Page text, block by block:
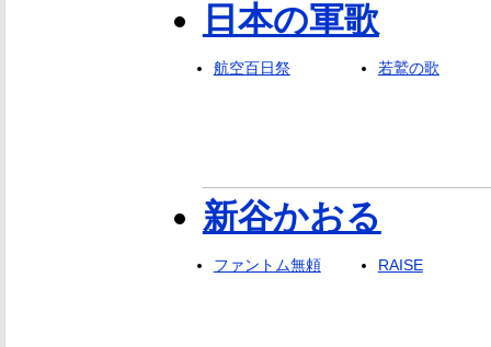
日本の軍歌
航空百日祭 若鷲の歌
新谷かおる
ファントム無頼 RAISE